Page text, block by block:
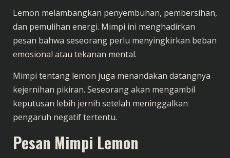
Lemon melambangkan penyembuhan, pembersihan,
dan pemulihan energi. Mimpi ini menghadirkan
pesan bahwa seseorang perlu menyingkirkan beban
emosional atau tekanan mental.
Mimpi tentang lemon juga menandakan datangnya
kejernihan pikiran. Seseorang akan mengambil
keputusan lebih jernih setelah meninggalkan
pengaruh negatif tertentu.
Pesan Mimpi Lemon